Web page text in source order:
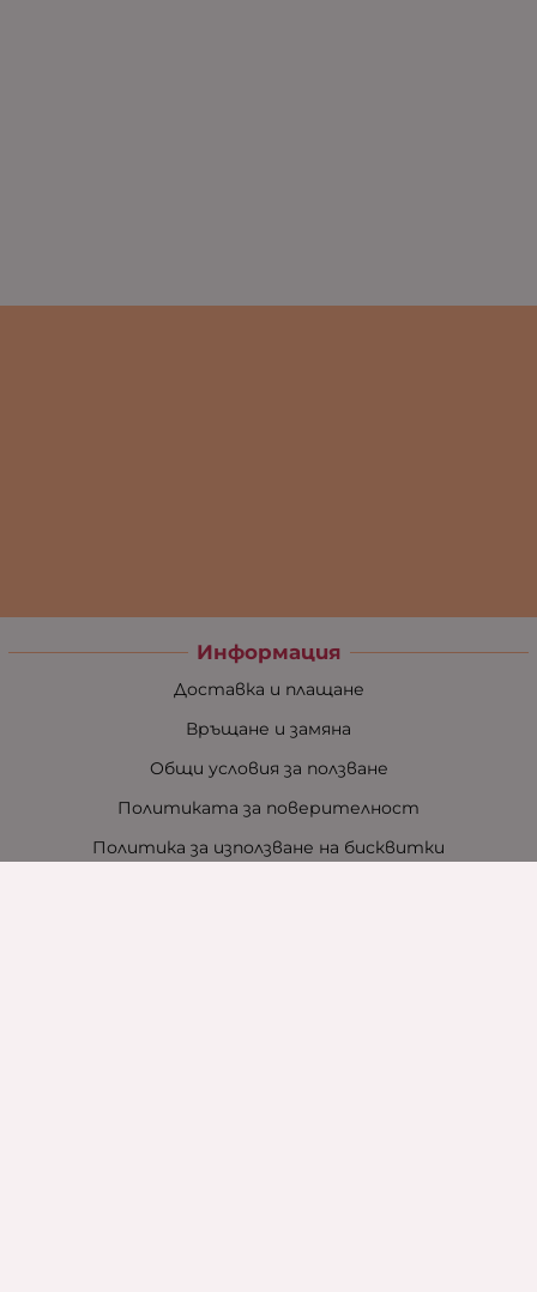
Информация
Доставка и плащане
Връщане и замяна
Общи условия за ползване
Политиката за поверителност
Политика за използване на бисквитки